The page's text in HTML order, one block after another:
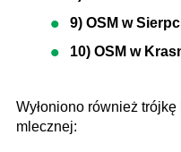
9) OSM w
10) OSM w
Wyłoniono również
mlecznej: